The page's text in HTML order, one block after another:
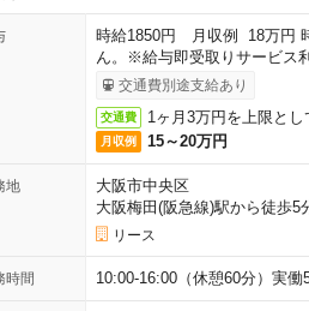
時給1850円 月収例 18万円
ん。※給与即受取りサービス
交通費別途支給あり
交通費 1ヶ月3万円を上限とし
月収例 15～20万円
地
大阪市中央区
大阪梅田(阪急線)駅から徒歩5
リース
時間 10:00-16:00（休憩60分）実働